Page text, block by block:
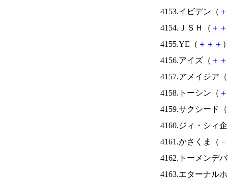
4153.イビデン（ ＋
4154.ＪＳＨ（ ＋ ＋
4155.YE（ ＋ ＋ ＋
4156.アイズ（ ＋ ＋
4157.アメイジア（
4158.トーシン（ ＋
4159.サクシード（
4160.ジィ・シィ
4161.かさくま（ －
4162.トーメンデ
4163.エターナル